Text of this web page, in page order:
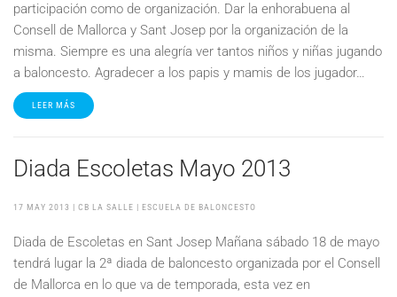
participación como de organización. Dar la enhorabuena al
Consell de Mallorca y Sant Josep por la organización de la
misma. Siempre es una alegría ver tantos niños y niñas jugando
a baloncesto. Agradecer a los papis y mamis de los jugador…
LEER MÁS
Diada Escoletas Mayo 2013
17 MAY 2013 | CB LA SALLE | ESCUELA DE BALONCESTO
Diada de Escoletas en Sant Josep Mañana sábado 18 de mayo
tendrá lugar la 2ª diada de baloncesto organizada por el Consell
de Mallorca en lo que va de temporada, esta vez en